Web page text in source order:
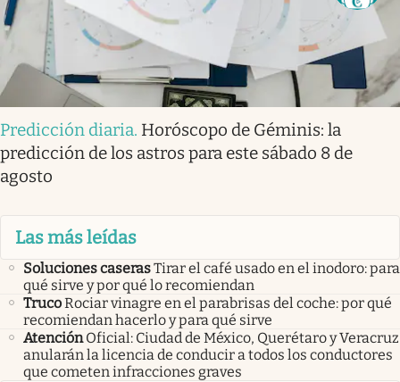
Predicción diaria. Horóscopo de Géminis: la
predicción de los astros para este sábado 8 de
agosto
Las más leídas
Soluciones caserasTirar el café usado en el inodoro: para
qué sirve y por qué lo recomiendan
TrucoRociar vinagre en el parabrisas del coche: por qué
recomiendan hacerlo y para qué sirve
Atención Oficial: Ciudad de México, Querétaro y Veracruz
anularán la licencia de conducir a todos los conductores
que cometen infracciones graves